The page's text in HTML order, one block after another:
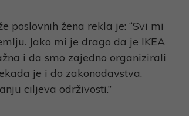
poslovnih žena rekla je: “Svi mi
Jako mi je drago da je IKEA
i da smo zajedno organizirali
je i do zakonodavstva.
ciljeva održivosti.”